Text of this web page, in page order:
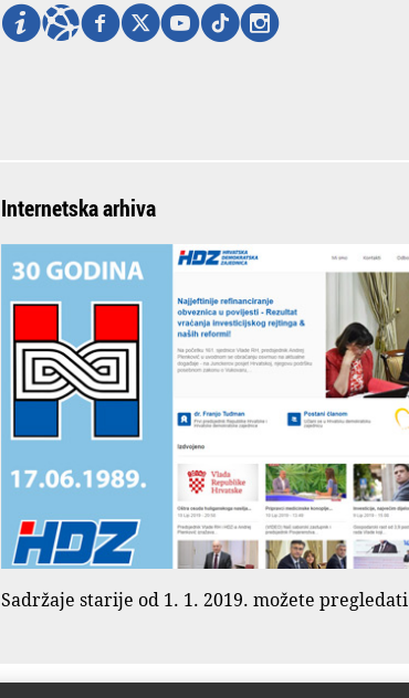
Internetska arhiva
Sadržaje starije od 1. 1. 2019. možete pregledati